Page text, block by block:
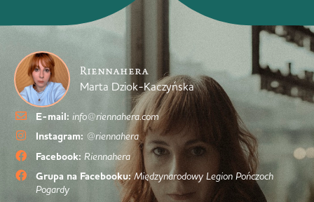
Riennahera
Marta Dziok-Kaczyńska
E-mail: info@riennahera.com
Instagram: @riennahera
Facebook: Riennahera
Grupa na Facebooku: Międzynarodowy Legion Pończoch
Pogardy